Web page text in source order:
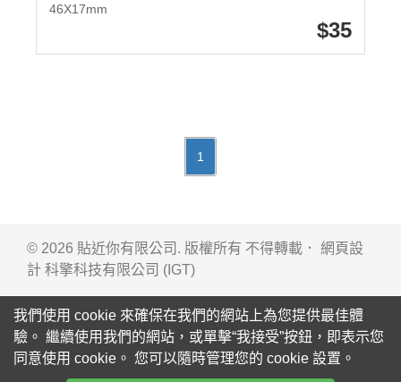
46X17mm
35
1
© 2026 貼近你有限公司. 版權所有 不得轉載． 網頁設
計 科擎科技有限公司 (IGT)
我們使用 cookie 來確保在我們的網站上為您提供最佳體
驗。 繼續使用我們的網站，或單擊“我接受”按鈕，即表示您
同意使用 cookie。 您可以隨時管理您的 cookie 設置。